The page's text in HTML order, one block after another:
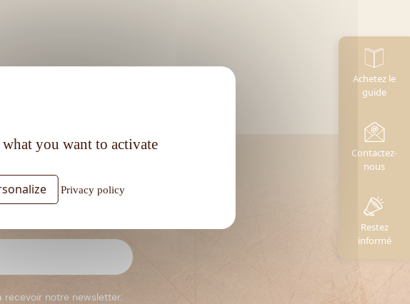
recevoir notre newsletter.
Achetez le
guide
Contactez-
nous
Restez
informé
you want to activate
Privacy policy